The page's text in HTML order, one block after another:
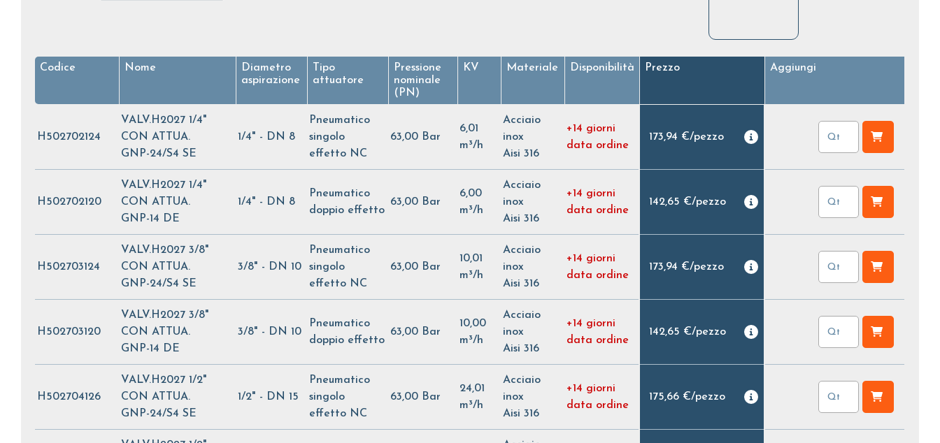
Codice Nome
Diametro
aspirazione
Tipo
attuatore
Pressione
nominale
(PN)
KV Materiale Disponibilità Prezzo Aggiungi
H502702124
VALV.H2027 1/4"
CON ATTUA.
GNP-24/S4 SE
1/4" - DN 8
Pneumatico
singolo
effetto NC
63,00 Bar
6,01
m³/h
Acciaio
inox
Aisi 316
+14 giorni
data ordine
173,94 €/pezzo
H502702120
VALV.H2027 1/4"
CON ATTUA.
GNP-14 DE
1/4" - DN 8
Pneumatico
doppio effetto
63,00 Bar
6,00
m³/h
Acciaio
inox
Aisi 316
+14 giorni
data ordine
142,65 €/pezzo
H502703124
VALV.H2027 3/8"
CON ATTUA.
GNP-24/S4 SE
3/8" - DN 10
Pneumatico
singolo
effetto NC
63,00 Bar
10,01
m³/h
Acciaio
inox
Aisi 316
+14 giorni
data ordine
173,94 €/pezzo
H502703120
VALV.H2027 3/8"
CON ATTUA.
GNP-14 DE
3/8" - DN 10
Pneumatico
doppio effetto
63,00 Bar
10,00
m³/h
Acciaio
inox
Aisi 316
+14 giorni
data ordine
142,65 €/pezzo
H502704126
VALV.H2027 1/2"
CON ATTUA.
GNP-24/S4 SE
1/2" - DN 15
Pneumatico
singolo
effetto NC
63,00 Bar
24,01
m³/h
Acciaio
inox
Aisi 316
+14 giorni
data ordine
175,66 €/pezzo